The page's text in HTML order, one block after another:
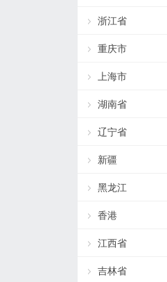
浙江省
重庆市
上海市
湖南省
辽宁省
新疆
黑龙江
香港
江西省
吉林省